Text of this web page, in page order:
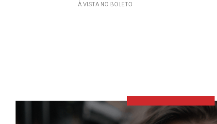
À VISTA NO BOLETO